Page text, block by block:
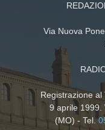
Via Nuova
Registrazione
9 aprile 1999.
(MO) - Tel.